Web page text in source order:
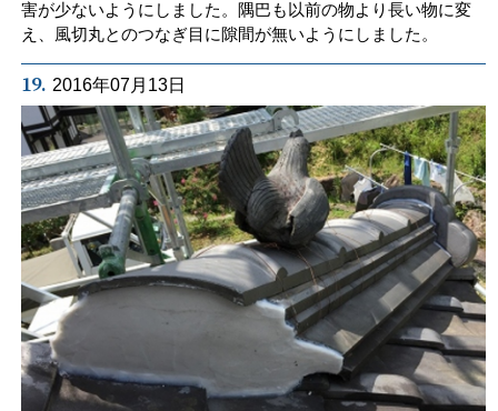
害が少ないようにしました。隅巴も以前の物より長い物に変
え、風切丸とのつなぎ目に隙間が無いようにしました。
19. 2016年07月13日